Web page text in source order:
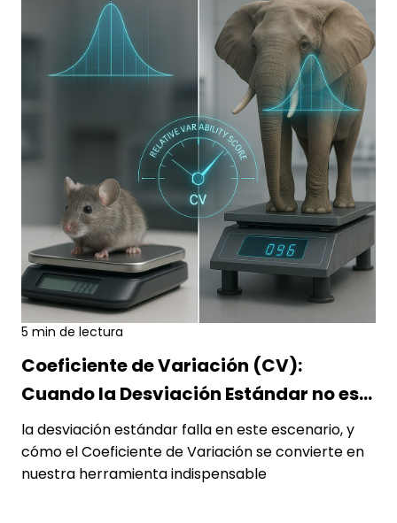
cienciadedatos
9 AGO., 2026
5 min de lectura
Coeficiente de Variación (CV):
Cuando la Desviación Estándar no es
Suficiente
la desviación estándar falla en este escenario, y
cómo el Coeficiente de Variación se convierte en
nuestra herramienta indispensable